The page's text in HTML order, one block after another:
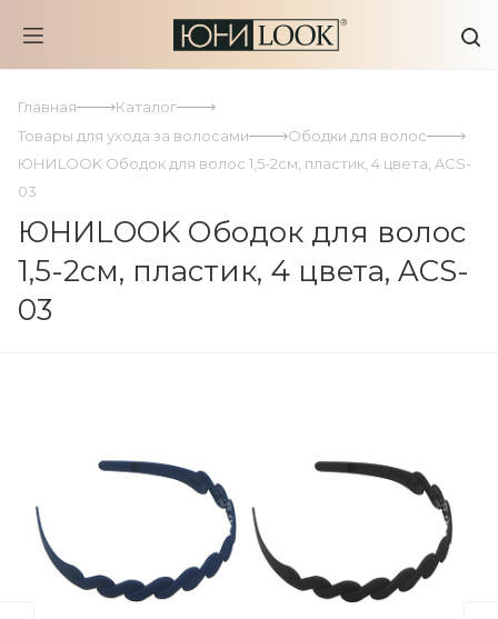
Главная
Каталог
Товары для ухода за волосами
Ободки для волос
ЮНИLOOK Ободок для волос 1,5-2см, пластик, 4 цвета, ACS-
03
ЮНИLOOK Ободок для волос
1,5-2см, пластик, 4 цвета, ACS-
03